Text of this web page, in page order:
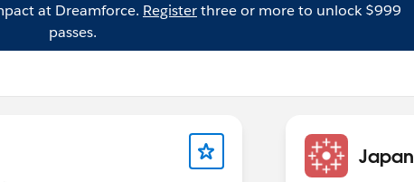
at Dreamforce. Registerthree or more to unlock $999
passes.
Japan